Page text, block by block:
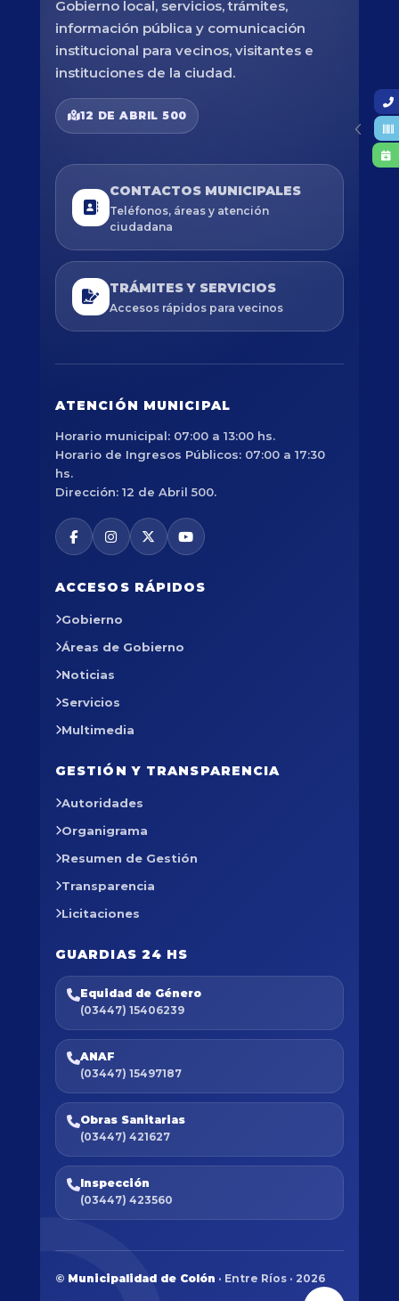
Gobierno local, servicios, trámites,
información pública y comunicación
institucional para vecinos, visitantes e
instituciones de la ciudad.
12 DE ABRIL 500
CONTACTOS MUNICIPALES
Teléfonos, áreas y atención
ciudadana
TRÁMITES Y SERVICIOS
Accesos rápidos para vecinos
ATENCIÓN MUNICIPAL
Horario municipal: 07:00 a 13:00 hs.
Horario de Ingresos Públicos: 07:00 a 17:30
hs.
Dirección: 12 de Abril 500.
ACCESOS RÁPIDOS
Gobierno
Áreas de Gobierno
Noticias
Servicios
Multimedia
GESTIÓN Y TRANSPARENCIA
Autoridades
Organigrama
Resumen de Gestión
Transparencia
Licitaciones
GUARDIAS 24 HS
Equidad de Género
(03447) 15406239
ANAF
(03447) 15497187
Obras Sanitarias
(03447) 421627
Inspección
(03447) 423560
© Municipalidad de Colón · Entre Ríos · 2026